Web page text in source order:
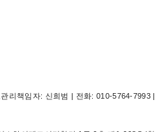
리책임자: 신희범 | 전화: 010-5764-7993 |